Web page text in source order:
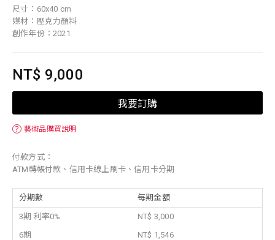
尺寸：60x40 cm
媒材：壓克力顏料
創作年份：2021
NT$ 9,000
我要訂購
？ 藝術品購買說明
付款方式：
ATM轉帳付款、信用卡線上刷卡、信用卡分期
分期數 每期金額
3期 利率0%
NT$ 3,000
6期
NT$ 1,546